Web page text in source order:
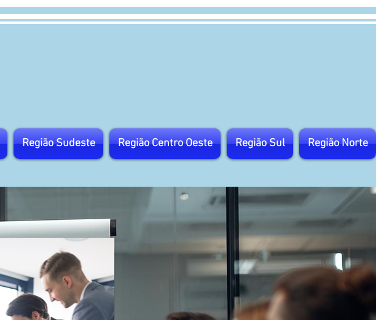
Região Sudeste Região Centro Oeste Região Sul Região Norte